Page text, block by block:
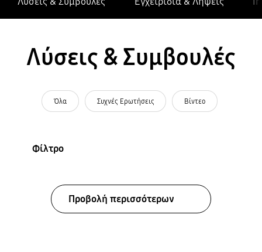
Λύσεις & Συμβουλές
Όλα Συχνές Ερωτήσεις Βίντεο
Φίλτρο
Προβολή περισσότερων